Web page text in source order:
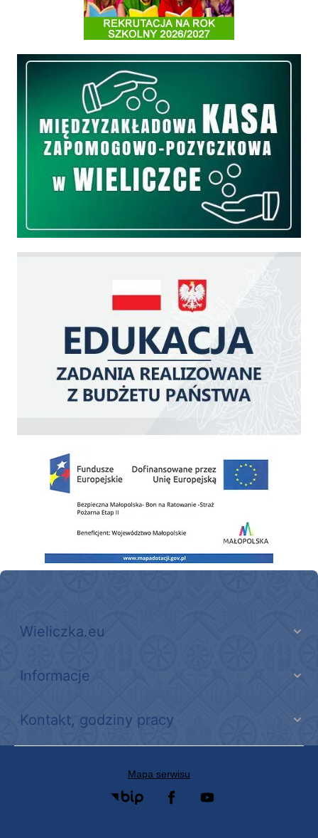
Międzyzakładowa Kasa Zapomogowo - Pożyczkowa
Zakup fabrycznie nowego, średniego samochodu ratowniczo-gaśniczego z
Wieliczka.eu
Informacje
Kontakt, godziny pracy
Mapa serwisu